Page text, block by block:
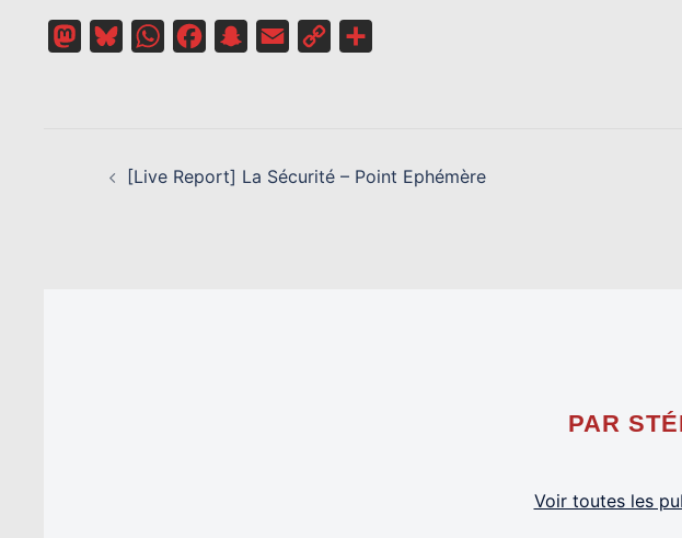
MastodonBlueskyWhatsAppFacebookSnapchat
Email
Copy
D’ARTICLE[Live Report] La Sécurité – Point Ephémère
PAR
Voir toutes les